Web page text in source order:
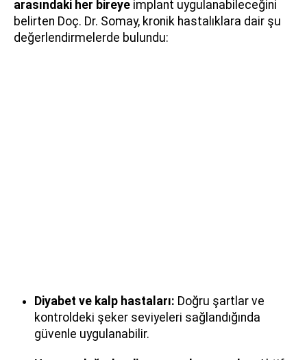
arasındaki her bireye implant uygulanabileceğini
belirten Doç. Dr. Somay, kronik hastalıklara dair şu
değerlendirmelerde bulundu:
Diyabet ve kalp hastaları: Doğru şartlar ve
kontroldeki şeker seviyeleri sağlandığında
güvenle uygulanabilir.